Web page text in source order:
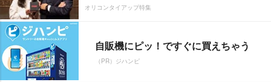
オリコンタイアップ特集
自販機にピッ！ですぐに買えちゃう
（PR）ジハンピ